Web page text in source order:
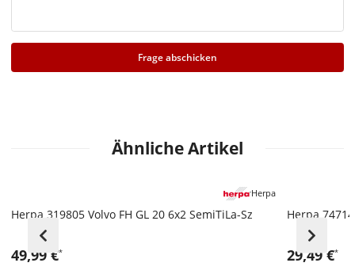
Frage abschicken
Ähnliche Artikel
Herpa 319805 Volvo FH GL 20 6x2 SemiTiLa-Sz
49,99 €*
Herpa
Herpa
29,49 €*